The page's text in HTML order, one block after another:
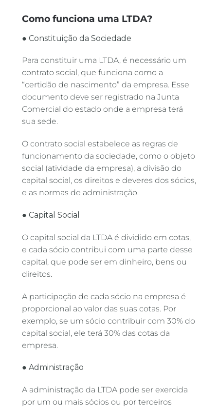
Como funciona uma LTDA?
● Constituição da Sociedade
Para constituir uma LTDA, é necessário um
contrato social, que funciona como a
“certidão de nascimento” da empresa. Esse
documento deve ser registrado na Junta
Comercial do estado onde a empresa terá
sua sede.
O contrato social estabelece as regras de
funcionamento da sociedade, como o objeto
social (atividade da empresa), a divisão do
capital social, os direitos e deveres dos sócios,
e as normas de administração.
● Capital Social
O capital social da LTDA é dividido em cotas,
e cada sócio contribui com uma parte desse
capital, que pode ser em dinheiro, bens ou
direitos.
A participação de cada sócio na empresa é
proporcional ao valor das suas cotas. Por
exemplo, se um sócio contribuir com 30% do
capital social, ele terá 30% das cotas da
empresa.
● Administração
A administração da LTDA pode ser exercida
por um ou mais sócios ou por terceiros